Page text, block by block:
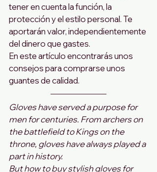
tener en cuenta la función, la
protección y el estilo personal. Te
aportarán valor, independientemente
del dinero que gastes.
En este artículo encontrarás unos
consejos para comprarse unos
guantes de calidad.
Gloves have served a purpose for
men for centuries. From archers on
the battlefield to Kings on the
throne, gloves have always played a
part in history.
But how to buy stylish gloves for